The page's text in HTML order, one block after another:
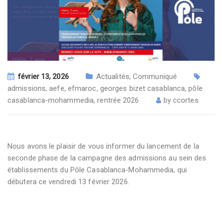
février 13, 2026 Actualités,Communiqué
admissions,aefe, efmaroc, georges bizet casablanca,pôle
casablanca-mohammedia,rentrée 2026 by ccortes
Nous avons le plaisir de vous informer du lancement de la
seconde phase de la campagne des admissions au sein des
établissements du Pôle Casablanca-Mohammedia, qui
débutera ce vendredi 13 février 2026.